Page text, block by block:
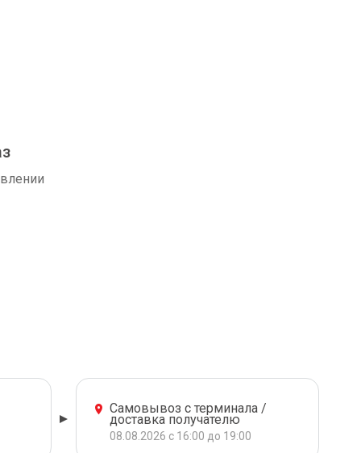
Самовывоз с терминала /
доставка получателю
08.08.2026 с 16:00 до 19:00